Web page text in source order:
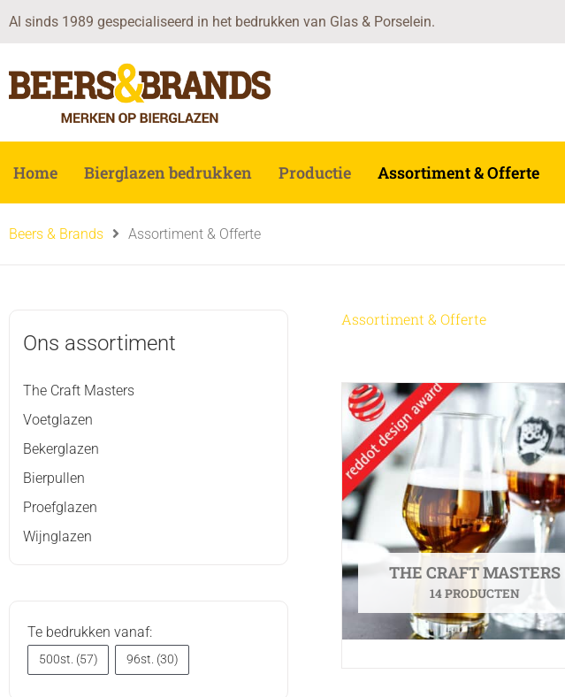
Ga
inhoud
Al sinds 1989 gespecialiseerd in het bedrukken van Glas & Porselein.
Home Bierglazen bedrukken Productie Assortiment & Offerte
Beers & Brands Assortiment & Offerte
Ons assortiment
The Craft Masters
Voetglazen
Bekerglazen
Bierpullen
Proefglazen
Wijnglazen
Te bedrukken vanaf:
500st. (57) 96st. (30)
Assortiment & Offerte
THE CRAFT MASTERS
14 PRODUCTEN